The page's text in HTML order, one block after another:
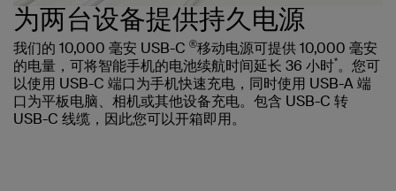
为两台设备提供持久电源
我们的 10,000 毫安 USB-C ®移动电源可提供 10,000 毫安
的电量，可将智能手机的电池续航时间延长 36 小时*。您可
以使用 USB-C 端口为手机快速充电，同时使用 USB-A 端
口为平板电脑、相机或其他设备充电。包含 USB-C 转
USB-C 线缆，因此您可以开箱即用。